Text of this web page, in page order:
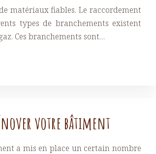
matériaux fiables. Le raccordement
types de branchements existent
Ces branchements sont…
votre bâtiment
a mis en place un certain nombre